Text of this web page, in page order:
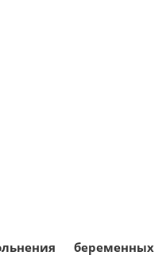
беременных